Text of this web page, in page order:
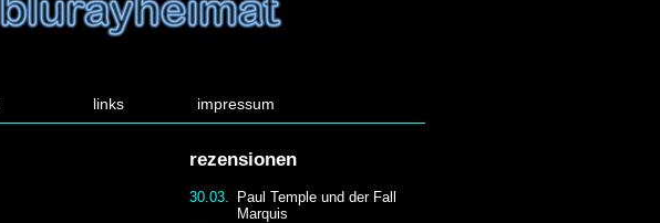
links impressum
rezensionen
30.03.
Paul Temple und der Fall
Marquis